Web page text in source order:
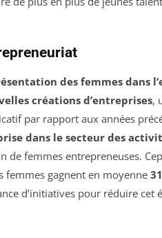
des femmes dans
créations d’entreprises,
par rapport aux années
dans le secteur des
de femmes entrepreneuses.
femmes gagnent en moyenne
d’initiatives pour réduire cet